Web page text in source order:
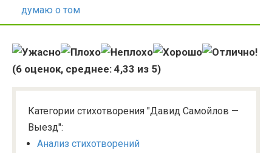
думаю о том
(6 оценок, среднее: 4,33 из 5)
Категории стихотворения "Давид Самойлов —
Выезд":
Анализ стихотворений